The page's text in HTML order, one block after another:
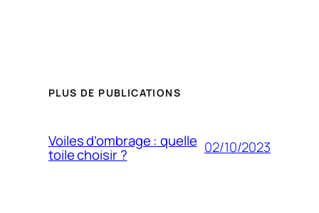
PLUS DE PUBLICATIONS
Voiles d’ombrage : quelle
toile choisir ? 02/10/2023